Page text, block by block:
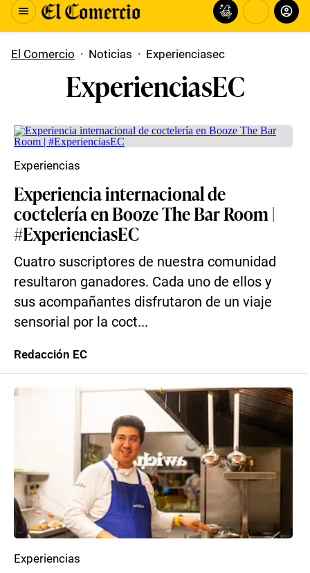
El Comercio · Noticias · Experienciasec
ExperienciasEC
Experiencia internacional de
coctelería en Booze The Bar Room |
#ExperienciasEC
Cuatro suscriptores de nuestra comunidad
resultaron ganadores. Cada uno de ellos y
sus acompañantes disfrutaron de un viaje
sensorial por la coct...
Experiencias
Redacción EC
Experiencias